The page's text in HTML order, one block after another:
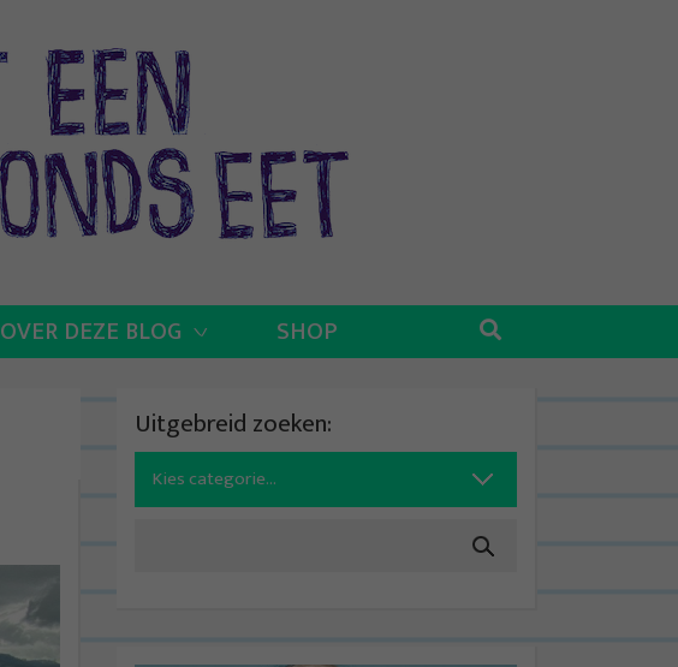
OVER DEZE BLOG SHOP
Uitgebreid zoeken:
Search
for: